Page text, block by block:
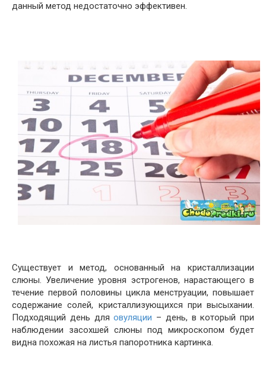
данный метод недостаточно эффективен.
Существует и метод, основанный на кристаллизации
слюны. Увеличение уровня эстрогенов, нарастающего в
течение первой половины цикла менструации, повышает
содержание солей, кристаллизующихся при высыхании.
Подходящий день дляовуляции – день, в который при
наблюдении засохшей слюны под микроскопом будет
видна похожая на листья папоротника картинка.